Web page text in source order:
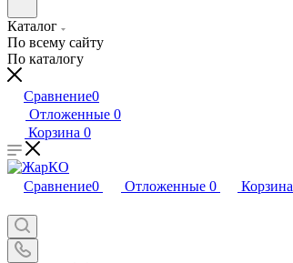
Каталог
По всему сайту
По каталогу
Сравнение0
Отложенные 0
Корзина 0
Сравнение0 Отложенные 0 Корзина